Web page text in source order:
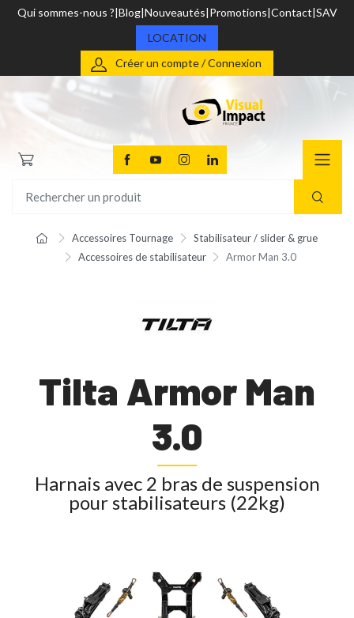
Qui sommes-nous ? Blog Nouveautés Promotions Contact SAV
LOCATION
Créer un compte / Connexion
Accessoires Tournage
Stabilisateur / slider & grue
Accessoires de stabilisateur
Armor Man 3.0
Tilta Armor Man
3.0
Harnais avec 2 bras de suspension
pour stabilisateurs (22kg)